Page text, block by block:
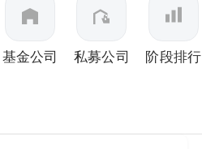
基金公司 私募公司 阶段排行